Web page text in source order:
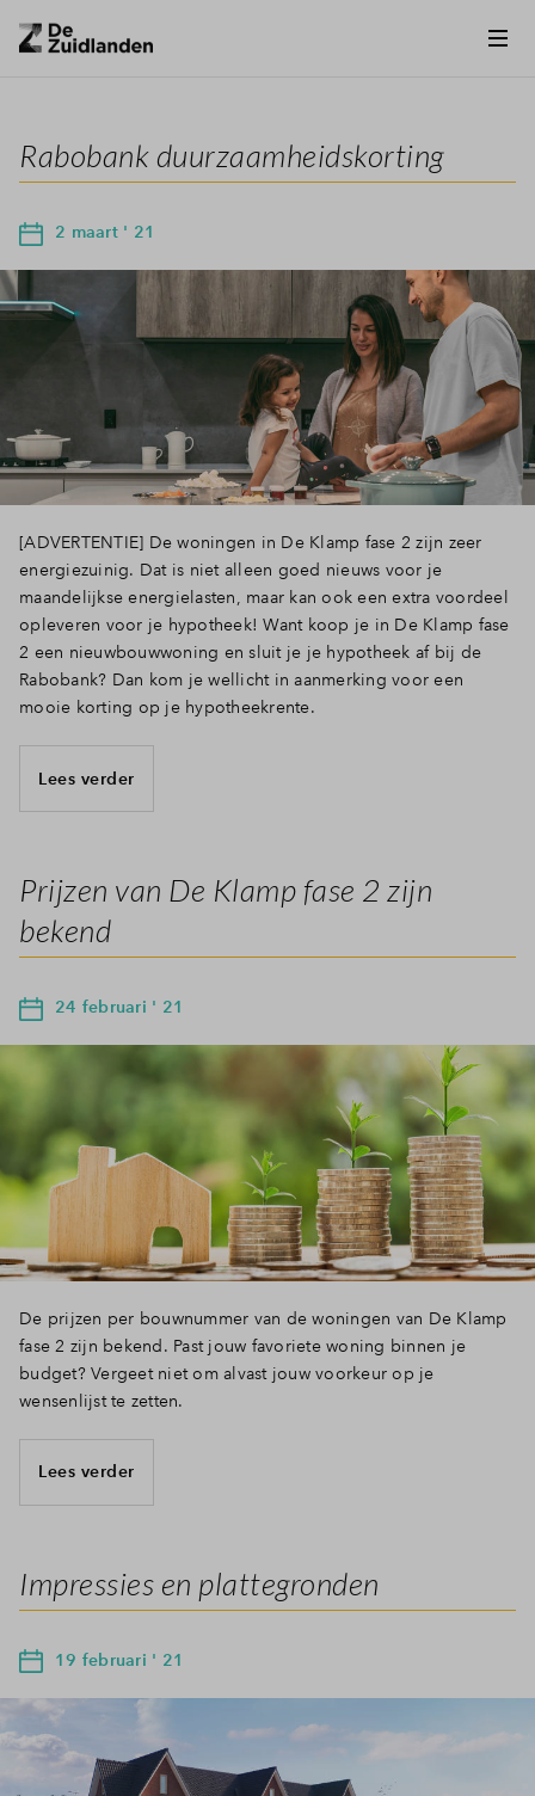
Inloggen
Rabobank duurzaamheidskorting
2 maart ' 21
[ADVERTENTIE] De woningen in De Klamp fase 2 zijn zeer
energiezuinig. Dat is niet alleen goed nieuws voor je
maandelijkse energielasten, maar kan ook een extra voordeel
opleveren voor je hypotheek! Want koop je in De Klamp fase
2 een nieuwbouwwoning en sluit je je hypotheek af bij de
Rabobank? Dan kom je wellicht in aanmerking voor een
mooie korting op je hypotheekrente.
Lees verder
Prijzen van De Klamp fase 2 zijn
bekend
24 februari ' 21
De prijzen per bouwnummer van de woningen van De Klamp
fase 2 zijn bekend. Past jouw favoriete woning binnen je
budget? Vergeet niet om alvast jouw voorkeur op je
wensenlijst te zetten.
Lees verder
Impressies en plattegronden
19 februari ' 21